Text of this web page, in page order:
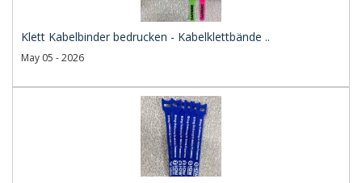
Klett Kabelbinder bedrucken - Kabelklettbände ..
May 05 - 2026